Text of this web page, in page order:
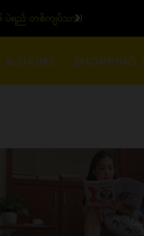
း (၁၆ ပဲရည် တစ်ကျပ်သား)
& DRINK SHOPPING